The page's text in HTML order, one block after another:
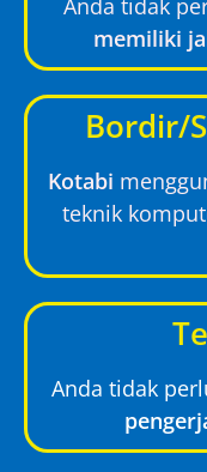
Anda tidak
memiliki
Bordir/
Kotabi
teknik
Anda tidak